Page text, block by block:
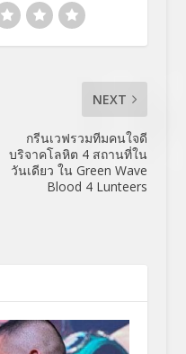
NEXT
กรีนเวฟรวมทีมคนใจดี
บริจาคโลหิต 4 สถานที่ใน
วันเดียว ใน Green Wave
Blood 4 Lunteers